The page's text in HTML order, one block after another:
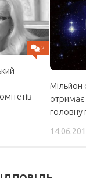
2
Мільйон
отримає
головну